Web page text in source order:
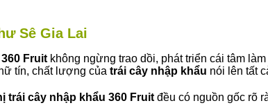
Sê Gia Lai
360 Fruit không ngừng trao dồi, phát triển cái tâm
tín, chất lượng của trái cây nhập khẩu nói lên tất
trái cây nhập khẩu 360 Fruit đều có nguồn gốc rõ